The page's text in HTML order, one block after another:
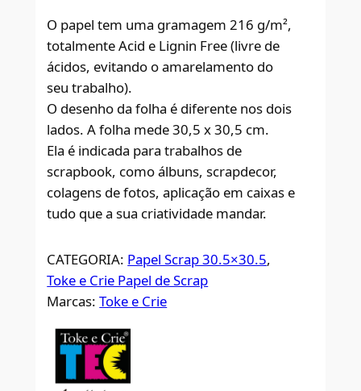
O papel tem uma gramagem 216 g/m²,
totalmente Acid e Lignin Free (livre de
ácidos, evitando o amarelamento do
seu trabalho).
O desenho da folha é diferente nos dois
lados. A folha mede 30,5 x 30,5 cm.
Ela é indicada para trabalhos de
scrapbook, como álbuns, scrapdecor,
colagens de fotos, aplicação em caixas e
tudo que a sua criatividade mandar.
CATEGORIA: Papel Scrap 30.5×30.5
Toke e Crie Papel de Scrap
Marcas:Toke e Crie